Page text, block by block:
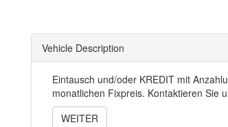
Vehicle Description
Eintausch und/oder KREDIT mit
monatlichen Fixpreis. Kontaktieren Sie
WEITER